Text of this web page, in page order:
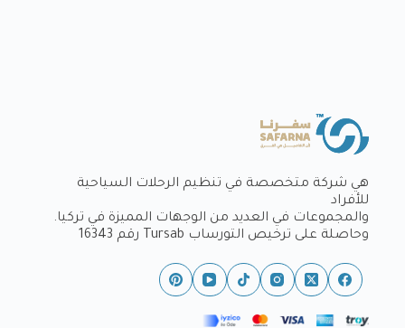
هي شركة متخصصة في تنظيم الرحلات السياحية
للأفراد
والمجموعات في العديد من الوجهات المميزة في تركيا.
وحاصلة على ترخيص التورساب Tursab رقم 16343